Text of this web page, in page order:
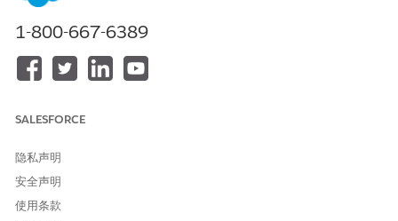
1-800-667-6389
SALESFORCE
隐私声明
安全声明
使用条款